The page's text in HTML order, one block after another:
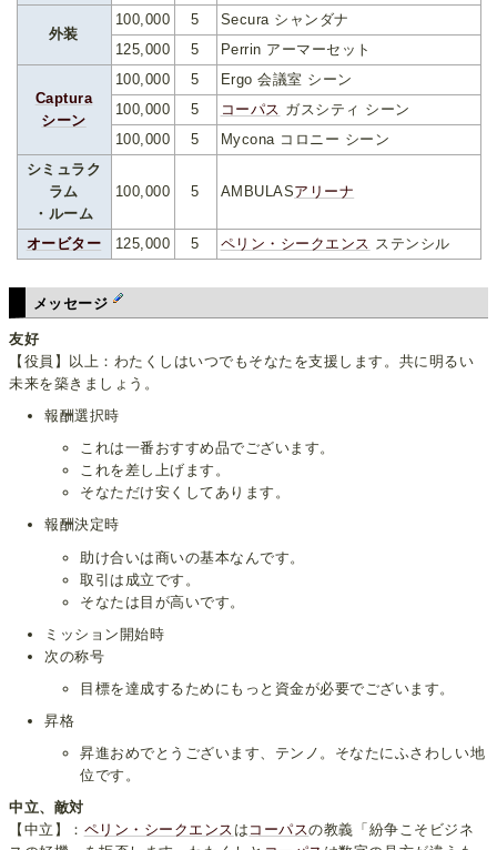
外装
100,000 5
Secura シャンダナ
125,000
5 Perrin アーマーセット
Captura
シーン
100,000 5
Ergo 会議室 シーン
100,000
5 コーパス ガスシティ シーン
100,000
5
Mycona コロニー シーン
シミュラク
ラム
・ルーム
100,000 5 AMBULASアリーナ
オービター 125,000 5 ペリン・シークエンス ステンシル
メッセージ
友好
【役員】以上：わたくしはいつでもそなたを支援します。共に明るい
未来を築きましょう。
報酬選択時
これは一番おすすめ品でございます。
これを差し上げます。
そなただけ安くしてあります。
報酬決定時
助け合いは商いの基本なんです。
取引は成立です。
そなたは目が高いです。
ミッション開始時
次の称号
目標を達成するためにもっと資金が必要でございます。
昇格
昇進おめでとうございます、テンノ。そなたにふさわしい地
位です。
中立、敵対
【中立】： ペリン・シークエンス は コーパスの教義「紛争こそビジネ